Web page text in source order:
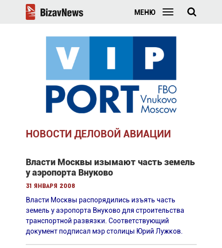
МЕНЮ
НОВОСТИ ДЕЛОВОЙ АВИАЦИИ
Власти Москвы изымают часть земель
у аэропорта Внуково
31 января 2008
Власти Москвы распорядились изъять часть
земель у аэропорта Внуково для строительства
транспортной развязки. Cоответствующий
документ подписал мэр столицы Юрий Лужков.